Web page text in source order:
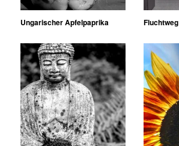
Ungarischer Apfelpaprika Fluchtweg